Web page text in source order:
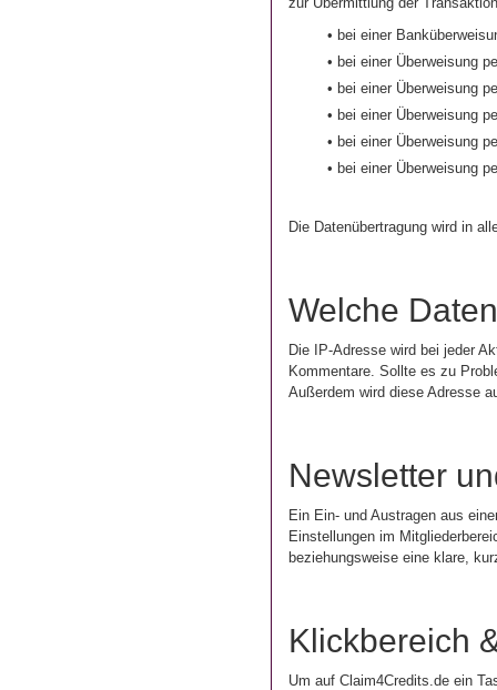
• bei einer
• bei einer Überweisung
• bei einer Überweisung
• bei einer Überweisung
• bei einer Überweisung
• bei einer Überweisung
Die Datenübertragung wird in
Welche
Die IP-Adresse wird bei jeder
Kommentare. Sollte es zu
Außerdem wird diese Adresse
Newsletter
Ein Ein- und Austragen aus
Einstellungen im
beziehungsweise eine klare,
Klickbereich
Um auf Claim4Credits.de ein